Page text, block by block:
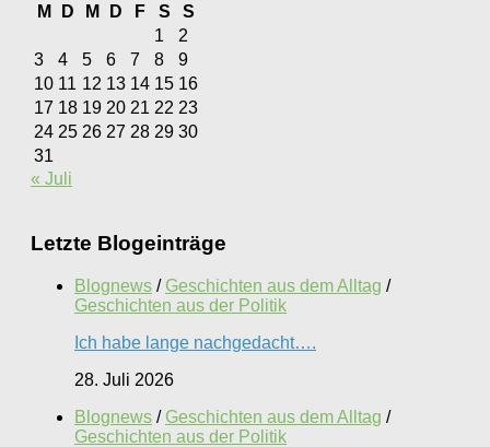
M D M D F S
S
1
2
3
4 5 6 7 8
9
10 11 12 13 14 15 16
17 18 19 20 21 22 23
24 25 26 27 28 29 30
31
« Juli
Letzte Blogeinträge
Blognews / Geschichten aus dem Alltag /
Geschichten aus der Politik
Ich habe lange nachgedacht….
28. Juli 2026
Blognews / Geschichten aus dem Alltag /
Geschichten aus der Politik